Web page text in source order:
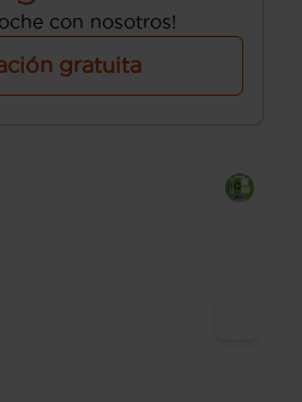
con nosotros!
gratuita